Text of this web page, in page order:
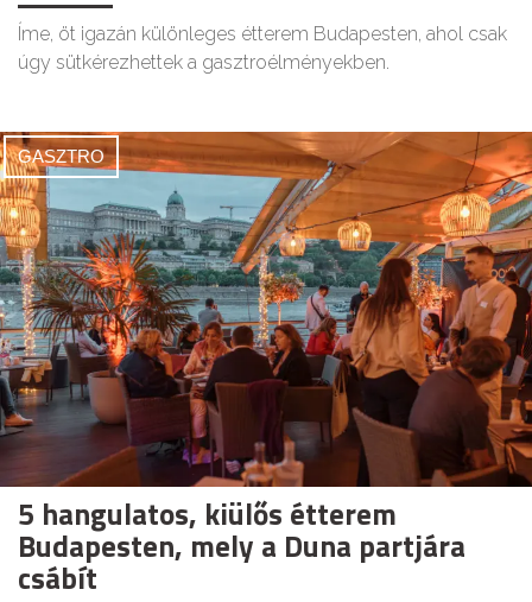
Íme, öt igazán különleges étterem Budapesten, ahol csak
úgy sütkérezhettek a gasztroélményekben.
GASZTRO
5 hangulatos, kiülős étterem
Budapesten, mely a Duna partjára
csábít